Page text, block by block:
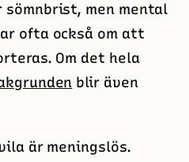
men mental
ofta också om att
Om det hela
blir även
är meningslös.